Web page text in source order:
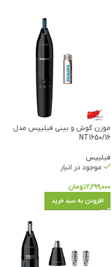
موزن گوش و بینی فیلیپس مدل
NT1650/16
فیلیپس
موجود در انبار
۲,۲۹۹,۰۰۰تومان
افزودن به سبد خرید